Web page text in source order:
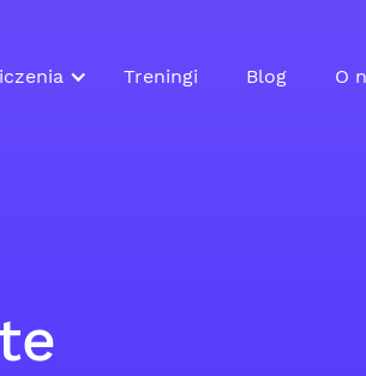
Treningi Blog O